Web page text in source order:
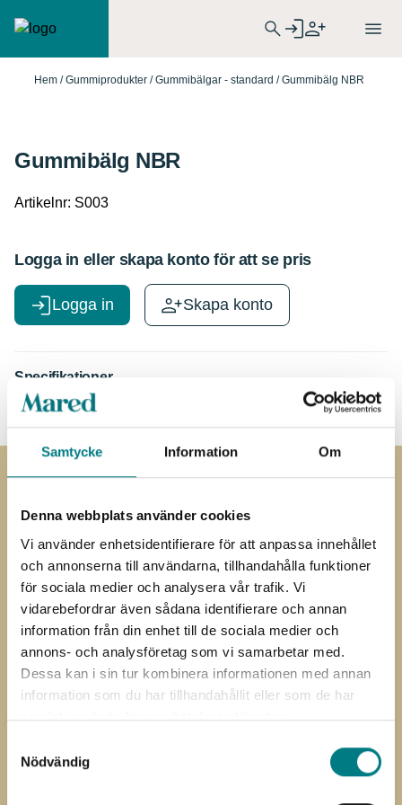
Samtycke Information Om
Denna webbplats använder cookies
Vi använder enhetsidentifierare för att anpassa innehållet
och annonserna till användarna, tillhandahålla funktioner
för sociala medier och analysera vår trafik. Vi
vidarebefordrar även sådana identifierare och annan
information från din enhet till de sociala medier och
annons- och analysföretag som vi samarbetar med.
Dessa kan i sin tur kombinera informationen med annan
information som du har tillhandahållit eller som de har
samlat in när du har använt deras tjänster.
Nödvändig
Hem /Gummiprodukter /Gummibälgar - standard / Gummibälg NBR
Logga in eller skapa konto för att se pris
Logga in Skapa konto
Specifikationer
Gummibälg NBR
Artikelnr: S003
Prenumerera på
nyhetsbrevet
Prenumerera på vårt nyhetsbrev
*” anger obligatoriska fält
Förnamn*
Efternamn*